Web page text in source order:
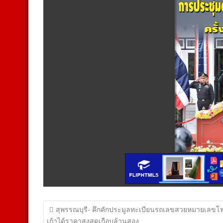
แนะแนว
สุพรรณบุรี- คึกคักประมูลทะเบียนรถเลขสวยหมายเลขโ
เก้าได้ราคาสูงสุดเกือบล้านสอง